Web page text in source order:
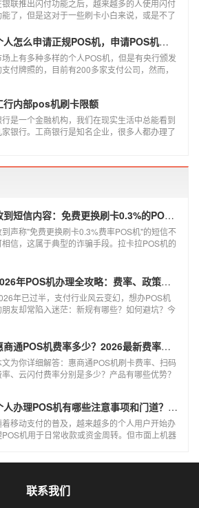
银联推出闪付功能之后，越来越多的人使用闪付
能了，但是这对于一些刷卡小白来说，或是不了
功能，因此，针对这种情况，下面小编就来给
家讲一讲POS机闪付怎么挥卡操作交易。
个人怎么申请正规POS机，申请POS机需要注意什么？
场上有多种多样的个人POS机，但是有央行颁发
支付牌照的，目前有200多家支付公司，然而，
危险了，资金不到账、被盗刷的可能性大大增
。
行内部pos机刷卡限额
行是一个金融机构，我们在现实生活中总能看到
家银行。工商银行是知名企业，很多人都办理了
收到短信内容：免费更换刷卡0.3%的POS机，可以相信吗？
到声称"免费更换刷卡0.3%费率POS机"的短信不
相信，这属于典型的诈骗手段。拉卡拉POS机的
。以下结合权威信息分析原因及应对建议：2026年POS机办理全攻略：费率、政策、避坑一篇讲清
年已过半，支付行业风云变幻，想办POS机
朋友却常陷入迷茫：新规有哪些？如何避坑？今
用！
惠商通POS机费率多少？2026最新费率标准及办理全攻略
文为你详细解答：惠商通POS机刷卡费率、扫码
率、云闪付费率分别是多少？产品有哪些优势？
个人办理POS机有哪些注意事项和门道？（2026最新避坑指南）
着移动支付的普及，越来越多的个人用户开始办
POS机用于日常收款或资金周转。但市面上机器
联系我们